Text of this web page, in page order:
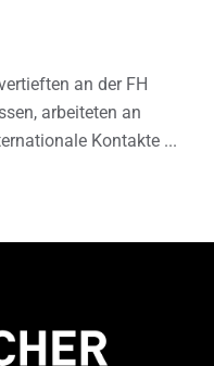
an der FH
arbeiteten an
Kontakte